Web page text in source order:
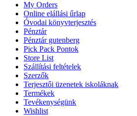
My Orders
Online elállási űrlap
Óvodai könyvterjesztés
Pénztár
Pénztár gutenberg
Pick Pack Pontok
Store List
Szállítási feltételek
Szerzők
Terjesztői üzenetek iskoláknak
Termékek
Tevékenységünk
Wishlist